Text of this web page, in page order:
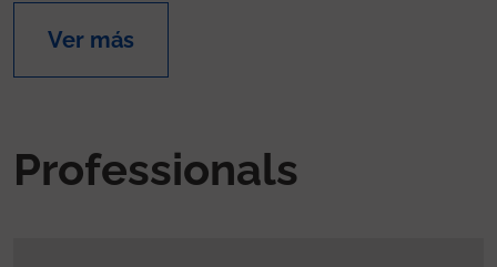
Ver más
Professionals